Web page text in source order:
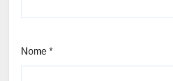
Nome *